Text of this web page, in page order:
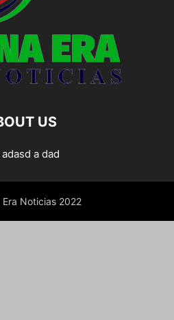
US
a dad
Noticias 2022